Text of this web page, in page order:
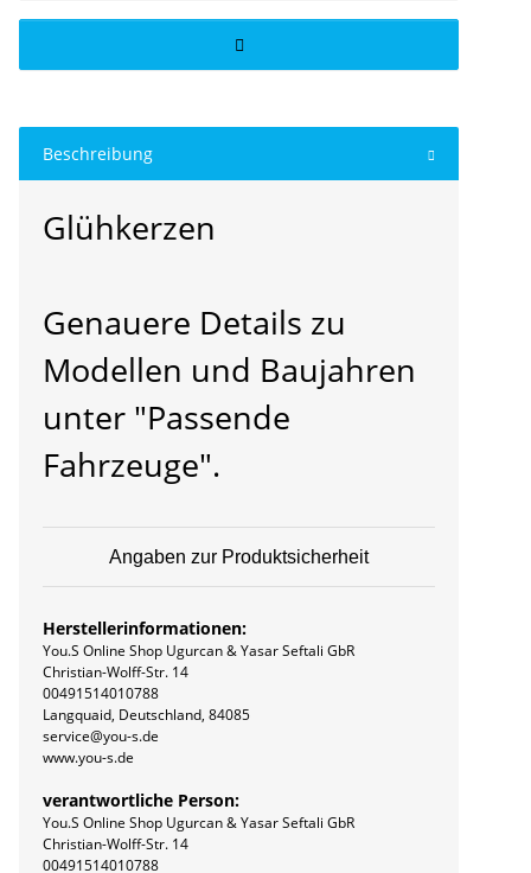
Beschreibung
Glühkerzen
Genauere Details zu
Modellen und Baujahren
unter "Passende
Fahrzeuge".
Angaben zur Produktsicherheit
Herstellerinformationen:
You.S Online Shop Ugurcan & Yasar Seftali GbR
Christian-Wolff-Str. 14
00491514010788
Langquaid, Deutschland, 84085
service@you-s.de
www.you-s.de
verantwortliche Person:
You.S Online Shop Ugurcan & Yasar Seftali GbR
Christian-Wolff-Str. 14
00491514010788